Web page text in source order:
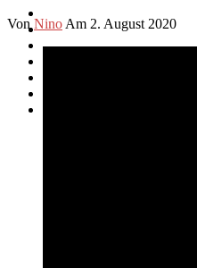
Von Nino Am 2. August 2020